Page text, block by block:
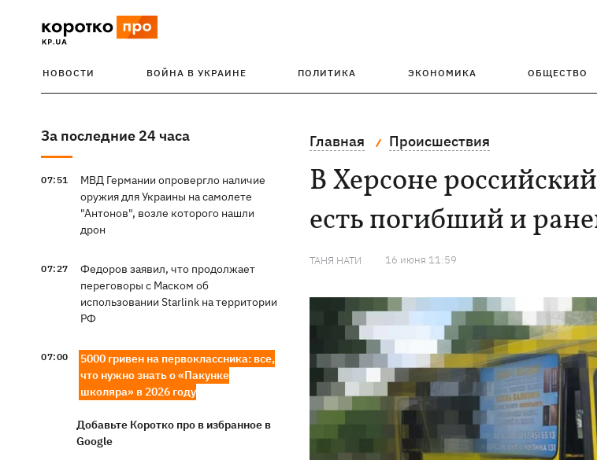
НОВОСТИ ВОЙНА В УКРАИНЕ ПОЛИТИКА ЭКОНОМИКА ОБЩЕСТВО
За последние 24 часа
07:51
МВД Германии опровергло наличие
оружия для Украины на самолете
"Антонов", возле которого нашли
дрон
07:27
Федоров заявил, что продолжает
переговоры с Маском об
использовании Starlink на территории
РФ
07:00
5000 гривен на первоклассника: все,
что нужно знать о «Пакунке
школяра» в 2026 году
Добавьте Коротко про в избранное в
Google
Главная Происшествия
В Херсоне
есть погибший и
ТАНЯ НАТИ 16 июня 11:59